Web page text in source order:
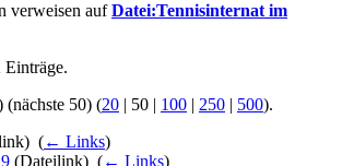
verweisen aufDatei:Tennisinternat im
Einträge.
(nächste 50) (20 | 50 | 100 | 250 | 500).
(← Links)
(Dateilink) ‎ (← Links)